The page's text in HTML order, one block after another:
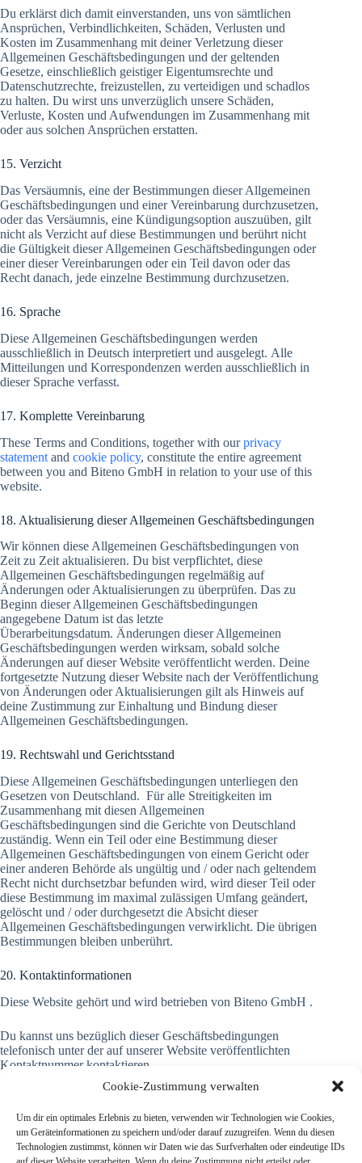
Cookie-Zustimmung verwalten
Um dir ein optimales Erlebnis zu bieten, verwenden wir Technologien wie Cookies,
um Geräteinformationen zu speichern und/oder darauf zuzugreifen. Wenn du diesen
Technologien zustimmst, können wir Daten wie das Surfverhalten oder eindeutige IDs
Du erklärst dich damit einverstanden, uns von sämtlichen
Ansprüchen, Verbindlichkeiten, Schäden, Verlusten und
Kosten im Zusammenhang mit deiner Verletzung dieser
Allgemeinen Geschäftsbedingungen und der geltenden
Gesetze, einschließlich geistiger Eigentumsrechte und
Datenschutzrechte, freizustellen, zu verteidigen und schadlos
zu halten. Du wirst uns unverzüglich unsere Schäden,
Verluste, Kosten und Aufwendungen im Zusammenhang mit
oder aus solchen Ansprüchen erstatten.
15. Verzicht
Das Versäumnis, eine der Bestimmungen dieser Allgemeinen
Geschäftsbedingungen und einer Vereinbarung durchzusetzen,
oder das Versäumnis, eine Kündigungsoption auszuüben, gilt
nicht als Verzicht auf diese Bestimmungen und berührt nicht
die Gültigkeit dieser Allgemeinen Geschäftsbedingungen oder
einer dieser Vereinbarungen oder ein Teil davon oder das
Recht danach, jede einzelne Bestimmung durchzusetzen.
16. Sprache
Diese Allgemeinen Geschäftsbedingungen werden
ausschließlich in Deutsch interpretiert und ausgelegt. Alle
Mitteilungen und Korrespondenzen werden ausschließlich in
dieser Sprache verfasst.
17. Komplette Vereinbarung
These Terms and Conditions, together with ourprivacy
statement and cookie policy, constitute the entire agreement
between you and Biteno GmbH in relation to your use of this
website.
18. Aktualisierung dieser Allgemeinen Geschäftsbedingungen
Wir können diese Allgemeinen Geschäftsbedingungen von
Zeit zu Zeit aktualisieren. Du bist verpflichtet, diese
Allgemeinen Geschäftsbedingungen regelmäßig auf
Änderungen oder Aktualisierungen zu überprüfen. Das zu
Beginn dieser Allgemeinen Geschäftsbedingungen
angegebene Datum ist das letzte
Überarbeitungsdatum. Änderungen dieser Allgemeinen
Geschäftsbedingungen werden wirksam, sobald solche
Änderungen auf dieser Website veröffentlicht werden. Deine
fortgesetzte Nutzung dieser Website nach der Veröffentlichung
von Änderungen oder Aktualisierungen gilt als Hinweis auf
deine Zustimmung zur Einhaltung und Bindung dieser
Allgemeinen Geschäftsbedingungen.
19. Rechtswahl und Gerichtsstand
Diese Allgemeinen Geschäftsbedingungen unterliegen den
Gesetzen von Deutschland. Für alle Streitigkeiten im
Zusammenhang mit diesen Allgemeinen
Geschäftsbedingungen sind die Gerichte von Deutschland
zuständig. Wenn ein Teil oder eine Bestimmung dieser
Allgemeinen Geschäftsbedingungen von einem Gericht oder
einer anderen Behörde als ungültig und / oder nach geltendem
Recht nicht durchsetzbar befunden wird, wird dieser Teil oder
diese Bestimmung im maximal zulässigen Umfang geändert,
gelöscht und / oder durchgesetzt die Absicht dieser
Allgemeinen Geschäftsbedingungen verwirklicht. Die übrigen
Bestimmungen bleiben unberührt.
20. Kontaktinformationen
Diese Website gehört und wird betrieben von Biteno GmbH .
Du kannst uns bezüglich dieser Geschäftsbedingungen
telefonisch unter der auf unserer Website veröffentlichten
Kontaktnummer kontaktieren.
You can alsodownloadour Terms and Conditions as a PDF.